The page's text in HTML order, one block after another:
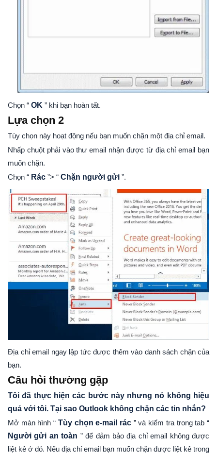
Chọn “ OK ” khi bạn hoàn tất.
Lựa chọn 2
Tùy chọn này hoạt động nếu bạn muốn chặn một địa chỉ email.
Nhấp chuột phải vào thư email nhận được từ địa chỉ email bạn
muốn chặn.
Chọn “ Rác ”> “ Chặn người gửi ”.
Địa chỉ email ngay lập tức được thêm vào danh sách chặn của
bạn.
Câu hỏi thường gặp
Tôi đã thực hiện các bước này nhưng nó không hiệu
quả với tôi. Tại sao Outlook không chặn các tin nhắn?
Mở màn hình “ Tùy chọn e-mail rác ” và kiểm tra trong tab “
Người gửi an toàn ” để đảm bảo địa chỉ email không được
liệt kê ở đó. Nếu địa chỉ email bạn muốn chặn được liệt kê trong